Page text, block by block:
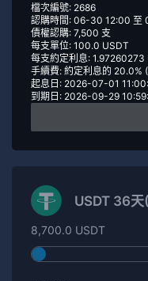
檔次編號: 2686
認購時間: 06-30 12:00 至
債權認購: 7,500 支
每支單位: 100.0 USDT
每支約定利息: 1.97260273
手續費: 約定利息的 20.0%
起息日: 2026-07-01
到期日: 2026-09-29
USDT 36
8,700.0 USDT